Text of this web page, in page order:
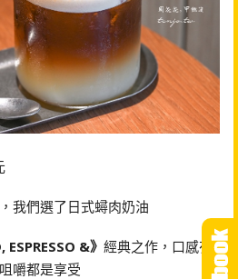
我們選了日式蟳肉奶油
ESPRESSO &》 經典之作，口感有
嚼都是享受